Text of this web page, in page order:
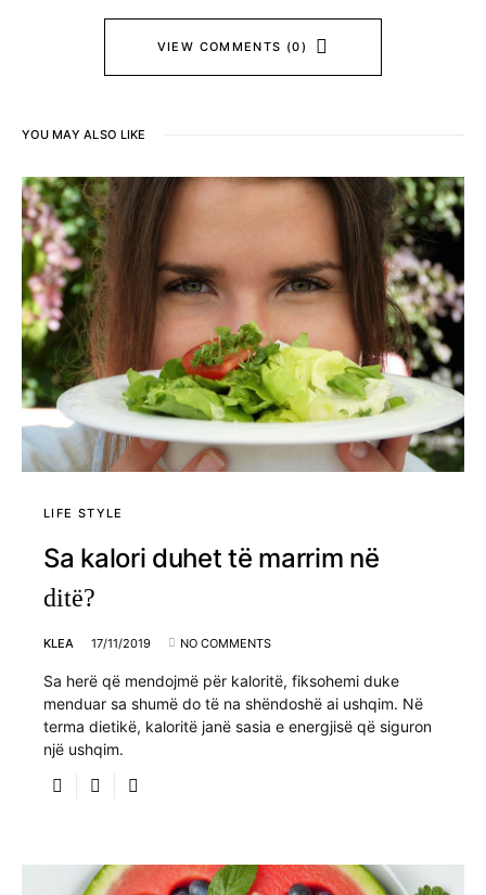
VIEW COMMENTS (0)
YOU MAY ALSO LIKE
LIFE STYLE
Sa kalori duhet të marrim në
ditë?
KLEA 17/11/2019 NO COMMENTS
Sa herë që mendojmë për kaloritë, fiksohemi duke
menduar sa shumë do të na shëndoshë ai ushqim. Në
terma dietikë, kaloritë janë sasia e energjisë që siguron
një ushqim.